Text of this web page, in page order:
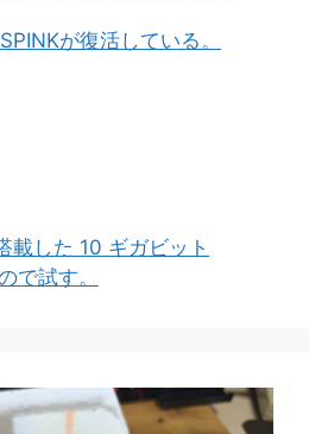
が復活している。
載した 10 ギガビット
で試す。